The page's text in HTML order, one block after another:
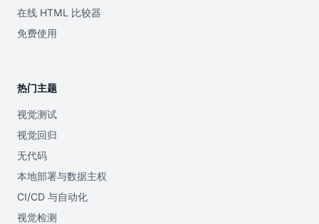
在线 HTML 比较器
免费使用
热门主题
视觉测试
视觉回归
无代码
本地部署与数据主权
CI/CD 与自动化
视觉检测